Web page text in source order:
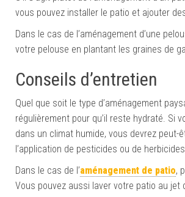
vous pouvez installer le patio et ajouter
Dans le cas de l’aménagement d’une
votre pelouse en plantant les graines de
Conseils d’entretien
Quel que soit le type d’aménagement
régulièrement pour qu’il reste hydraté. Si
dans un climat humide, vous devrez
l’application de pesticides ou de
Dans le cas de l’aménagement de patio,
Vous pouvez aussi laver votre patio au jet